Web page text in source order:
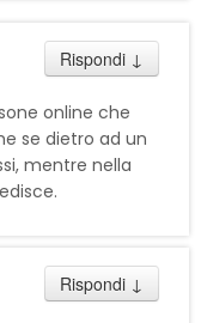
Rispondi ↓
online che
se dietro ad un
mentre nella
Rispondi ↓